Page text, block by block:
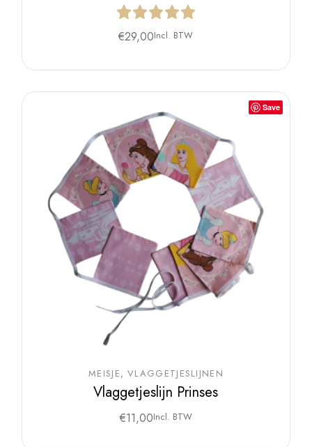
€29,00Incl. BTW
Save
MEISJE VLAGGETJESLIJNEN
Vlaggetjeslijn Prinses
€11,00Incl. BTW